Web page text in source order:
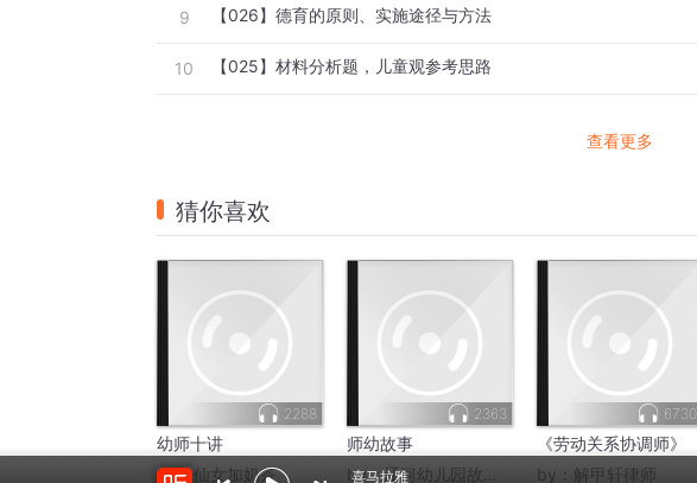
9 【026】德育的原则、实施途径与方法
10 【025】材料分析题，儿童观参考思路
查看更多
猜你喜欢
2288
幼师十讲
by：仙女加奶茶
2363
师幼故事
by：辽河幼儿园故事汇
6730
《劳动关系协调师》
by： 解甲轩律师
喜马拉雅